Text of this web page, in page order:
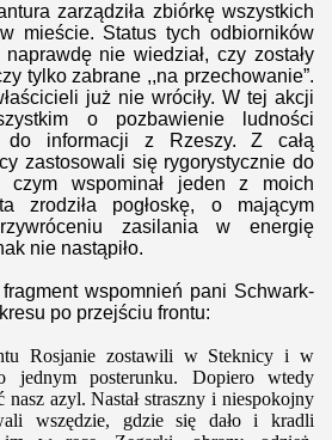
zarządziła zbiórkę wszystkich
mieście. Status tych odbiorników
nie wiedział, czy zostały
tylko zabrane ,,na przechowanie”.
już nie wróciły. W tej akcji
o pozbawienie ludności
do informacji z Rzeszy. Z całą
zastosowali się rygorystycznie do
czym wspominał jeden z moich
zrodziła pogłoskę, o mającym
zasilania w energię
nie nastąpiło.
wspomnień pani Schwark-
po przejściu frontu:
Rosjanie zostawili w Steknicy i w
jednym posterunku. Dopiero wtedy
azyl. Nastał straszny i niespokojny
wszędzie, gdzie się dało i kradli